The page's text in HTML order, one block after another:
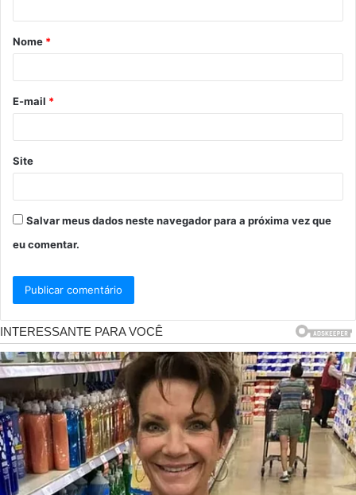
á
r
*
Nome *
E-mail *
Site
Salvar meus dados neste navegador para a próxima vez que
eu comentar.